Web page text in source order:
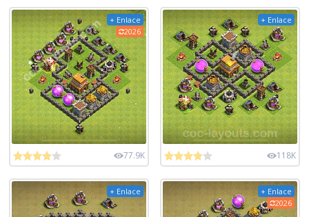
+ Enlace
2026
77.9K
+ Enlace
118K
+ Enlace
+ Enlace
2026